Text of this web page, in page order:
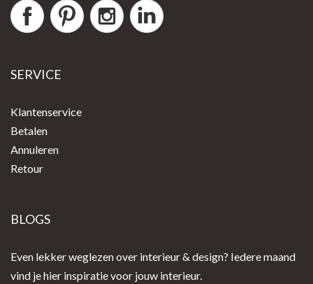
SERVICE
Klantenservice
Betalen
Annuleren
Retour
BLOGS
Even lekker weglezen over interieur & design? Iedere maand
vind je hier inspiratie voor jouw interieur.